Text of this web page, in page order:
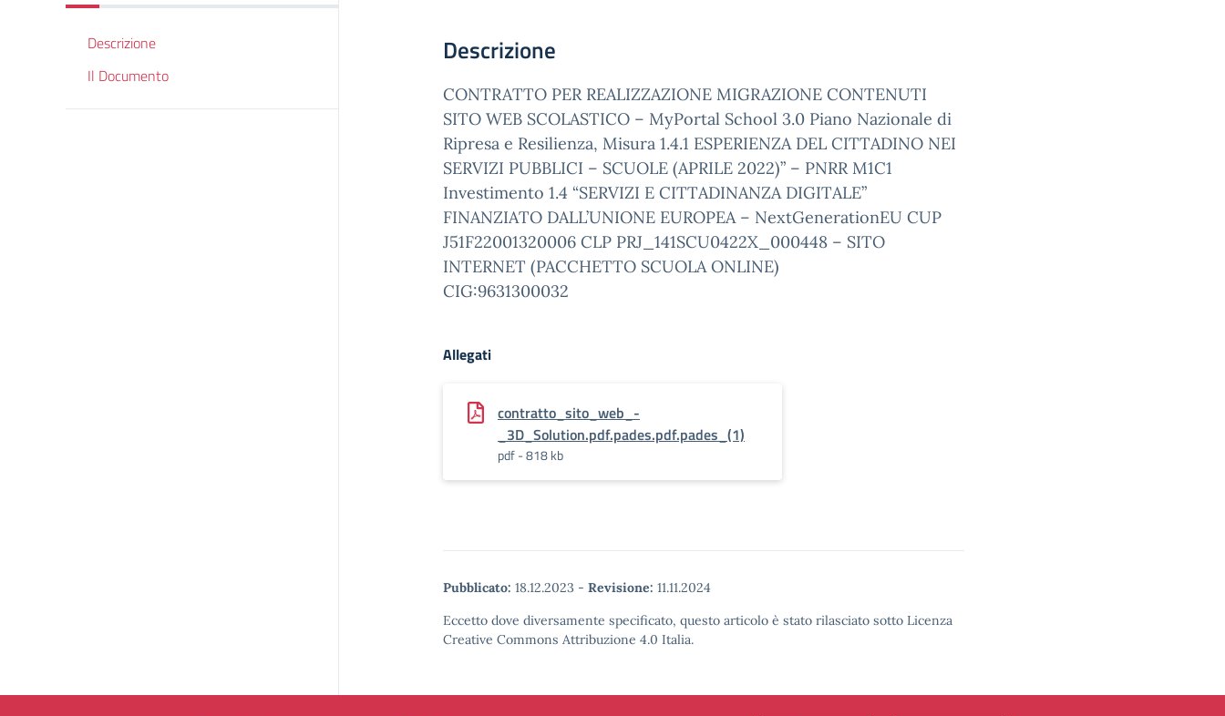
Descrizione
Il Documento
Descrizione
CONTRATTO PER REALIZZAZIONE MIGRAZIONE CONTENUTI
SITO WEB SCOLASTICO – MyPortal School 3.0 Piano Nazionale di
Ripresa e Resilienza, Misura 1.4.1 ESPERIENZA DEL CITTADINO NEI
SERVIZI PUBBLICI – SCUOLE (APRILE 2022)” – PNRR M1C1
Investimento 1.4 “SERVIZI E CITTADINANZA DIGITALE”
FINANZIATO DALL’UNIONE EUROPEA – NextGenerationEU CUP
J51F22001320006 CLP PRJ_141SCU0422X_000448 – SITO
INTERNET (PACCHETTO SCUOLA ONLINE)
CIG:9631300032
Allegati
contratto_sito_web_-
_3D_Solution.pdf.pades.pdf.pades_(1)
pdf - 818 kb
Pubblicato: 18.12.2023 - Revisione: 11.11.2024
Eccetto dove diversamente specificato, questo articolo è stato rilasciato sotto Licenza
Creative Commons Attribuzione 4.0 Italia.